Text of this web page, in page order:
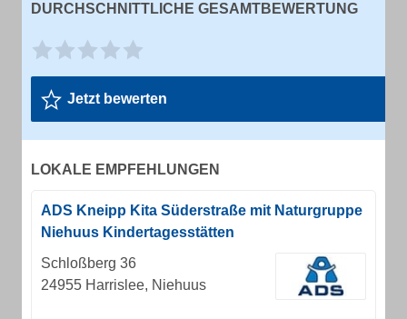
DURCHSCHNITTLICHE GESAMTBEWERTUNG
Jetzt bewerten
LOKALE EMPFEHLUNGEN
ADS Kneipp Kita Süderstraße mit Naturgruppe
Niehuus Kindertagesstätten
Schloßberg 36
24955 Harrislee, Niehuus